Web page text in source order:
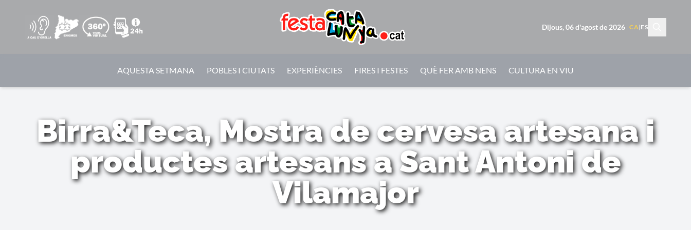
Dijous, 06 d'agost de 2026 CA| ES
AQUESTA SETMANA POBLES I CIUTATS EXPERIÈNCIES FIRES I FESTES QUÈ FER AMB NENS CULTURA EN VIU
Birra&Teca, Mostra de cervesa artesana i
productes artesans a Sant Antoni de
Vilamajor